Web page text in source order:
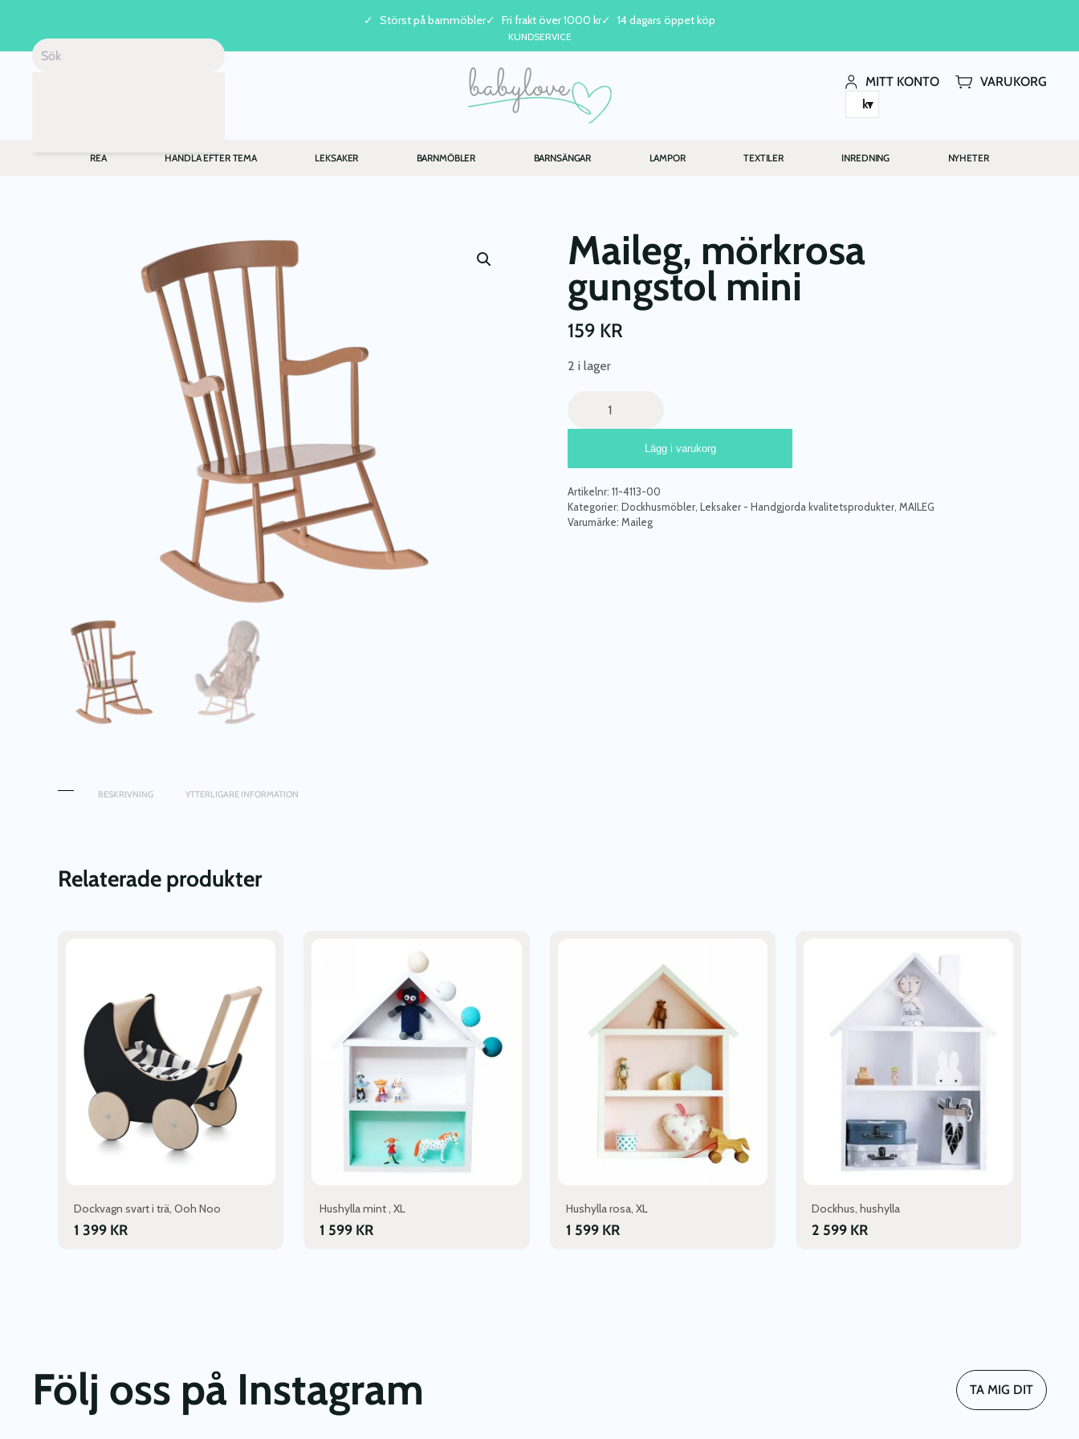
Skip to main content
Störst på barnmöbler Fri frakt över 1000 kr 14 dagars öppet köp
KUNDSERVICE
MITT KONTO
VARUKORG
kr
REA HANDLA EFTER TEMA LEKSAKER BARNMÖBLER BARNSÄNGAR LAMPOR TEXTILER INREDNING NYHETER
Maileg, mörkrosa
gungstol mini
159 KR
2 i lager
mörkrosa
gungstol
mängd
Lägg i varukorg
Artikelnr: 11-4113-00
Kategorier: Dockhusmöbler Leksaker - Handgjorda kvalitetsprodukter MAILEG
Varumärke: Maileg
BESKRIVNING YTTERLIGARE INFORMATION
Relaterade produkter
Dockvagn svart i trä, Ooh Noo
1 399 KR
Hushylla mint , XL
1 599 KR
Hushylla rosa, XL
1 599 KR
Dockhus, hushylla
2 599 KR
Följ oss på Instagram TA MIG DIT